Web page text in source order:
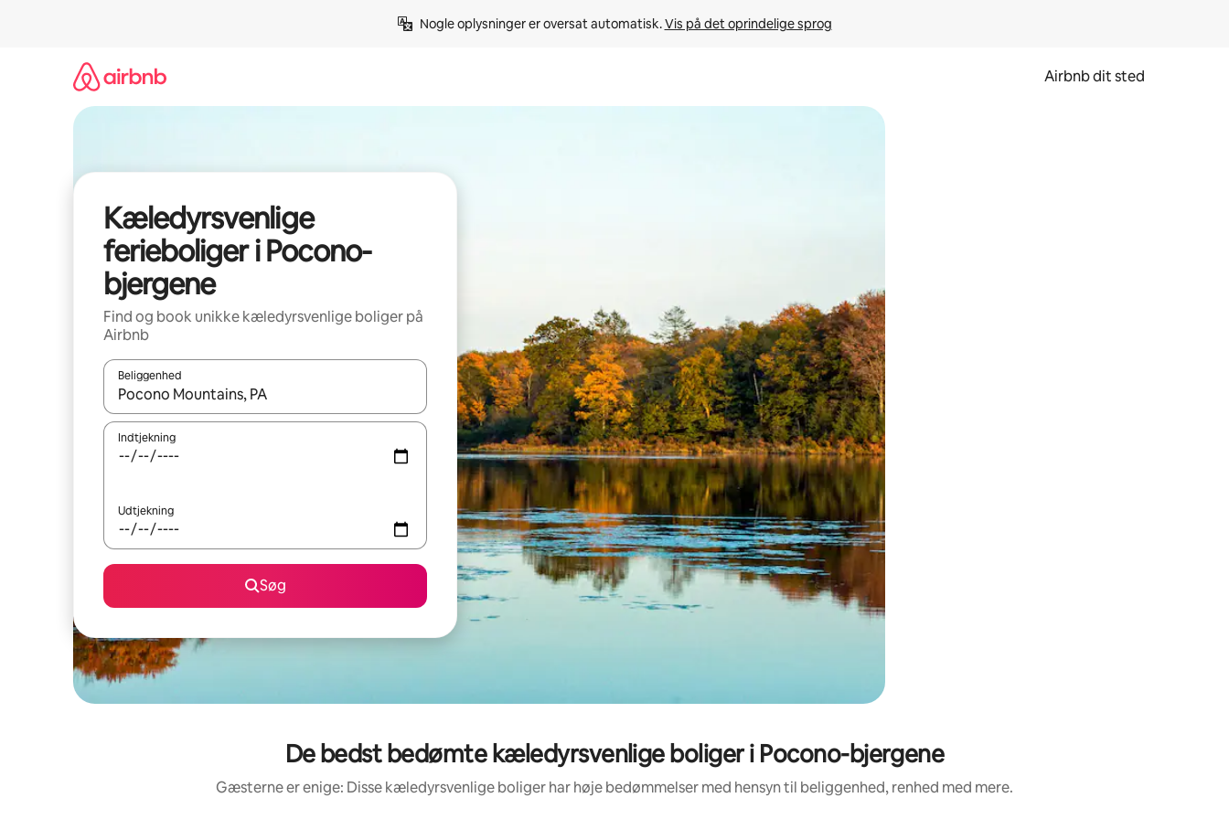
Nogle oplysninger er oversat automatisk. Vis på det oprindelige sprog
Airbnb dit sted
Kæledyrsvenlige
ferieboliger i Pocono-
bjergene
Find og book unikke kæledyrsvenlige boliger på
Airbnb
Beliggenhed
Når resultaterne er tilgængelige, skal du navigere med piletasterne op og ned eller se mere ved at trykke eller stryge.
Indtjekning
Udtjekning
Søg
De bedst bedømte kæledyrsvenlige boliger i Pocono-bjergene
Gæsterne er enige: Disse kæledyrsvenlige boliger har høje bedømmelser med hensyn til beliggenhed, renhed med mere.